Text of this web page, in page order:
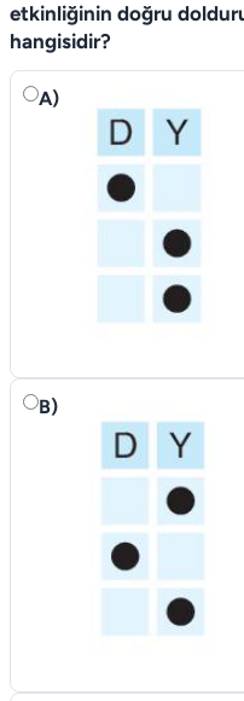
etkinliğinin doğru
hangisidir?
A)
B)